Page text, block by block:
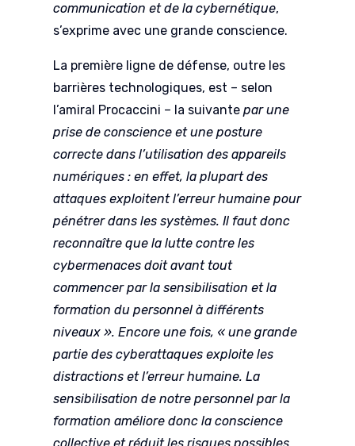
communication et de la cybernétique,
s’exprime avec une grande conscience.
La première ligne de défense, outre les
barrières technologiques, est – selon
l’amiral Procaccini – la suivante par une
prise de conscience et une posture
correcte dans l’utilisation des appareils
numériques : en effet, la plupart des
attaques exploitent l’erreur humaine pour
pénétrer dans les systèmes. Il faut donc
reconnaître que la lutte contre les
cybermenaces doit avant tout
commencer par la sensibilisation et la
formation du personnel à différents
niveaux ». Encore une fois, « une grande
partie des cyberattaques exploite les
distractions et l’erreur humaine. La
sensibilisation de notre personnel par la
formation améliore donc la conscience